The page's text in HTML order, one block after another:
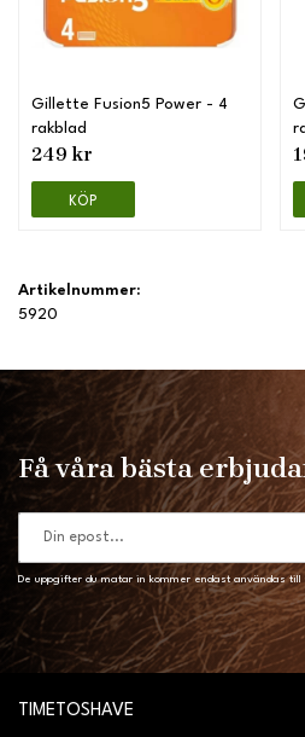
Gillette Fusion5 Power - 4
rakblad
249 kr
KÖP
Artikelnummer:
5920
Få våra bästa
De uppgifter du matar in kommer endast användas
TIMETOSHAVE